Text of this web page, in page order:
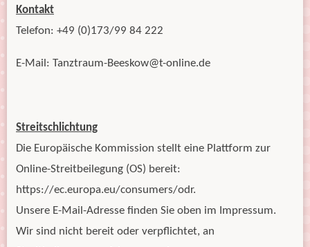
Kontakt
Telefon: +49 (0)173/99 84 222
E-Mail: Tanztraum-Beeskow@t-online.de
Streitschlichtung
Die Europäische Kommission stellt eine Plattform zur
Online-Streitbeilegung (OS) bereit:
https://ec.europa.eu/consumers/odr.
Unsere E-Mail-Adresse finden Sie oben im Impressum.
Wir sind nicht bereit oder verpflichtet, an